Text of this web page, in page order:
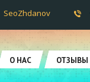
SeoZhdanov
О НАС ОТЗЫВЫ